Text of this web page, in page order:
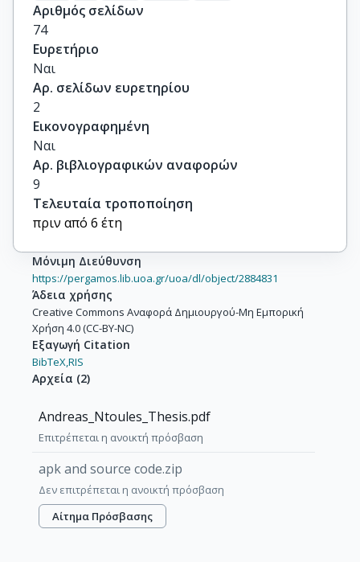
Αριθμός σελίδων
74
Ευρετήριο
Ναι
Αρ. σελίδων ευρετηρίου
2
Εικονογραφημένη
Ναι
Αρ. βιβλιογραφικών αναφορών
9
Τελευταία τροποποίηση
πριν από 6 έτη
Μόνιμη Διεύθυνση
https://pergamos.lib.uoa.gr/uoa/dl/object/2884831
Άδεια χρήσης
Creative Commons Αναφορά Δημιουργού-Μη Εμπορική
Χρήση 4.0 (CC-BY-NC)
Εξαγωγή Citation
BibTeX,RIS
Αρχεία (2)
Andreas_Ntoules_Thesis.pdf
Επιτρέπεται η ανοικτή πρόσβαση
apk and source code.zip
Δεν επιτρέπεται η ανοικτή πρόσβαση
Αίτημα Πρόσβασης